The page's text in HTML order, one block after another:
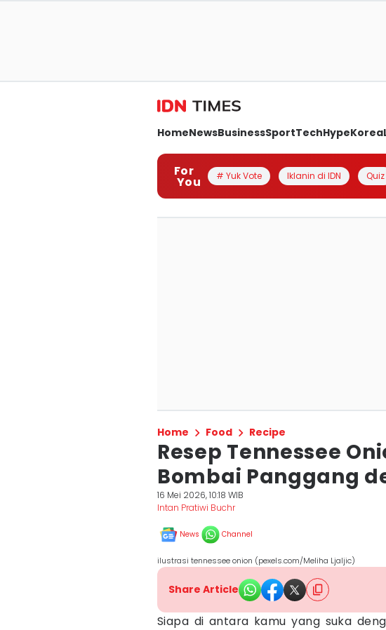
HomeNewsBusinessSportTechHypeKorea
For
You # Yuk Vote Iklanin di IDN Quiz
Home Food Recipe
Resep Tennessee
Bombai Panggang
16 Mei 2026, 10:18 WIB
Intan Pratiwi Buchr
News Channel
ilustrasi tennessee onion (pexels.com/Meliha Ljaljic)
Share Article
Siapa di antara kamu yang suka